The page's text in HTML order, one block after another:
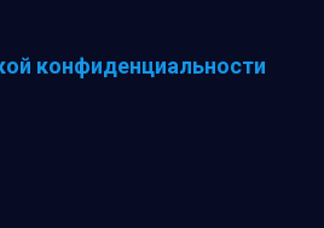
конфиденциальности